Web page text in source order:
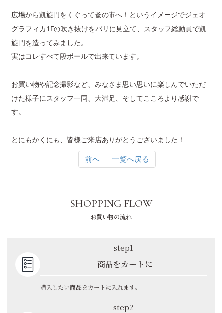
広場から凱旋門をくぐって蚤の市へ！というイメージでジェオ
グラフィカ1Fの吹き抜けをパリに見立て、スタッフ総動員で凱
旋門を造ってみました。
実はコレすべて段ボールで出来ています。
お買い物や記念撮影など、みなさま思い思いに楽しんでいただ
けた様子にスタッフ一同、大満足、そしてこころより感謝で
す。
とにもかくにも、皆様ご来店ありがとうございました！
前へ 一覧へ戻る
SHOPPING FLOW
お買い物の流れ
step1
商品をカートに
購入したい商品をカートに入れます。
step2